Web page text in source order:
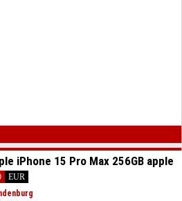
iPhone 15 Pro Max 256GB apple
EUR